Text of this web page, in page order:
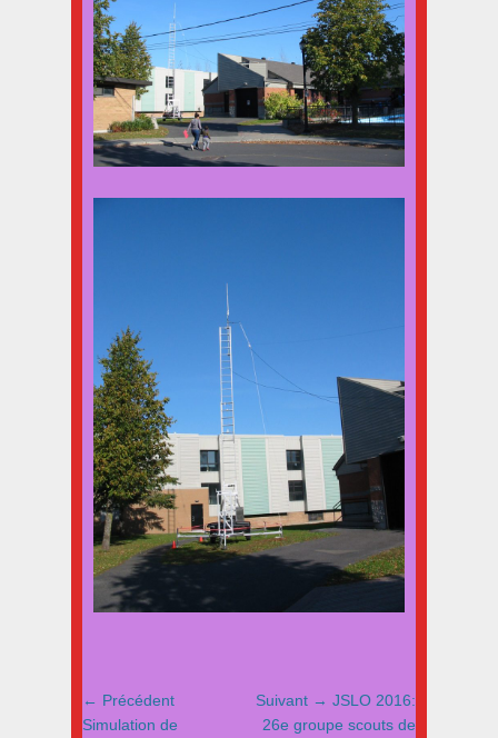
Navigation
de
← PrécédentArticle
précédent
Simulation de
Suivant → Article
suivant
JSLO 2016:
26e groupe scouts de